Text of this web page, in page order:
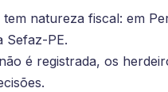
natureza fiscal: em
Sefaz-PE.
é registrada, os